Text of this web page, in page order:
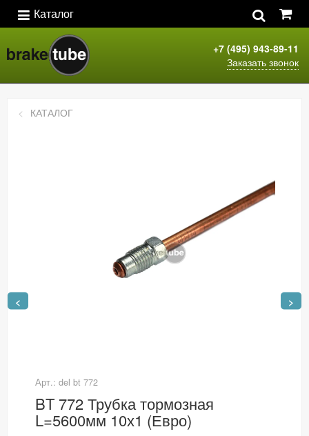
Каталог
+7 (495) 943-89-11
Заказать звонок
< >
КАТАЛОГ
Арт.: del bt 772
BT 772 Трубка тормозная
L=5600мм 10х1 (Евро)